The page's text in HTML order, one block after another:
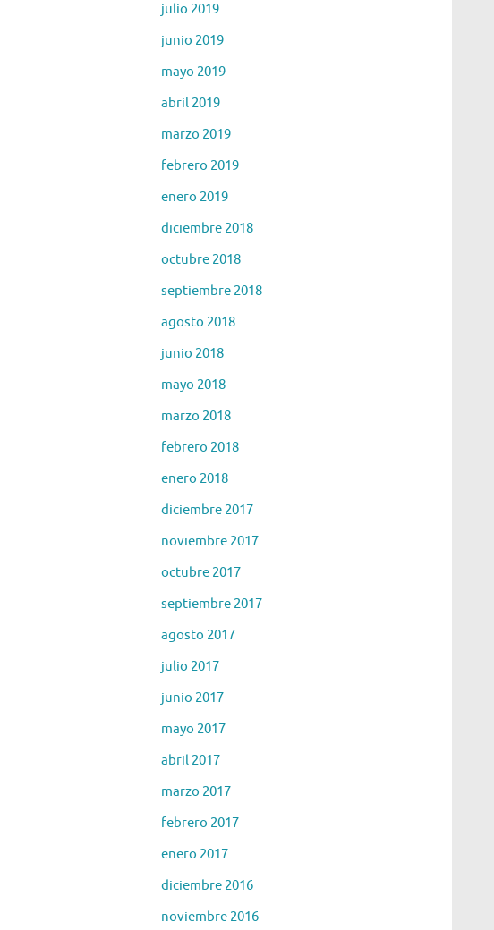
julio 2019
junio 2019
mayo 2019
abril 2019
marzo 2019
febrero 2019
enero 2019
diciembre 2018
octubre 2018
septiembre 2018
agosto 2018
junio 2018
mayo 2018
marzo 2018
febrero 2018
enero 2018
diciembre 2017
noviembre 2017
octubre 2017
septiembre 2017
agosto 2017
julio 2017
junio 2017
mayo 2017
abril 2017
marzo 2017
febrero 2017
enero 2017
diciembre 2016
noviembre 2016